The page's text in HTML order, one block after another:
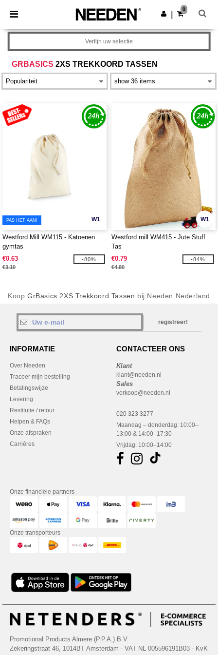
× Needen-app
Betere prijzen in de app!
Download app
0
GRBASICS 2XS TREKKOORD TASSEN
Verfijn uw selectie
W1
PAS HET AAN!
Westford Mill WM115 - Katoenen
gymtas
€0.63
€3.10
-80%
W1
Westford mill WM415 - Jute Stuff
Tas
€0.79
€4.80
-84%
Koop GrBasics 2XS Trekkoord Tassen bij Needen Nederland
registreer!
INFORMATIE
Over Needen
Traceer mijn bestelling
Betalingswijze
Levering
Restitutie / retour
Helpen & FAQs
Onze afspraken
Carrières
CONTACTEER ONS
Klant
klant@needen.nl
Sales
verkoop@needen.nl
020 323 3277
Maandag – donderdag: 10:00–
13:00 & 14:00–17:30
Vrijdag: 10:00–14:00
Onze financiële partners
Onze transporteurs
Promotional Products Almere (P.P.A.) B.V.
Zekeringstraat 46, 1014BT Amsterdam - VAT NL 005596191B03 - KvK